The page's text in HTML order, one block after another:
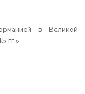
в Великой
гг.».